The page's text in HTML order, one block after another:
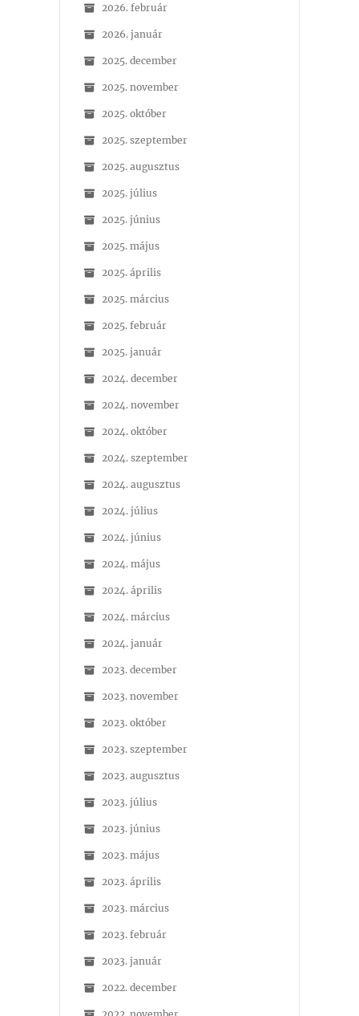
2026. február
2026. január
2025. december
2025. november
2025. október
2025. szeptember
2025. augusztus
2025. július
2025. június
2025. május
2025. április
2025. március
2025. február
2025. január
2024. december
2024. november
2024. október
2024. szeptember
2024. augusztus
2024. július
2024. június
2024. május
2024. április
2024. március
2024. január
2023. december
2023. november
2023. október
2023. szeptember
2023. augusztus
2023. július
2023. június
2023. május
2023. április
2023. március
2023. február
2023. január
2022. december